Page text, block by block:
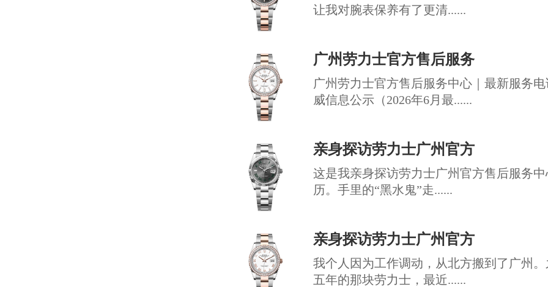
让我对腕表保养有了更清......
广州劳力士官方售后服务
广州劳力士官方售后服务中心｜最新服务
威信息公示（2026年6月最......
亲身探访劳力士广州官方
这是我亲身探访劳力士广州官方售后服务
历。手里的“黑水鬼”走......
亲身探访劳力士广州官方
我个人因为工作调动，从北方搬到了广州
五年的那块劳力士，最近......